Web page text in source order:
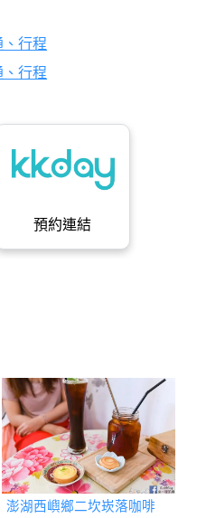
、行程
行程
預約連結
澎湖西嶼鄉二坎崁落咖啡